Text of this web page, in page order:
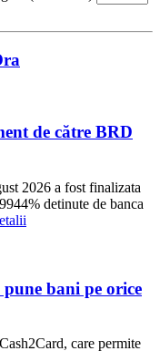
de către BRD
2026 a fost finalizata
detinute de banca
bani pe orice
care permite